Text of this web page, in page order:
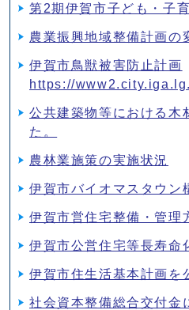
第2期伊賀市子ども・子
農業振興地域整備計画の
伊賀市鳥獣被害防止計画
https://
公共建築物等における木
た。
農林業施策の実施状況
伊賀市バイオマスタウン
伊賀市営住宅整備・管理
伊賀市公営住宅等長寿命
伊賀市住生活基本計画を
社会資本整備総合交付金